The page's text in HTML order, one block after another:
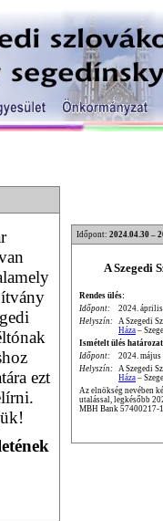
ezt
Időpont: 2024.04.30 –
A Szegedi
Rendes ülés:
Időpont:
2024.
Helyszín:
A Szegedi
Háza –
Ismételt ülés
Időpont:
2024. május
Helyszín:
A Szegedi
Háza –
Az elnökség nevében
utalással, legkésőbb
MBH Bank 57400217-